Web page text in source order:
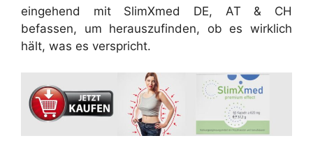
eingehend mit SlimXmed DE, AT & CH
befassen, um herauszufinden, ob es wirklich
hält, was es verspricht.